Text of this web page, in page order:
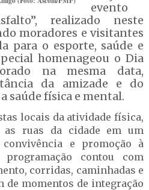
evento
realizado neste
moradores e visitantes
para o esporte, saúde e
homenageou o Dia
na mesma data,
da amizade e do
saúde física e mental.
locais da atividade física,
as ruas da cidade em um
e promoção à
contou com
corridas, caminhadas e
de momentos de integração